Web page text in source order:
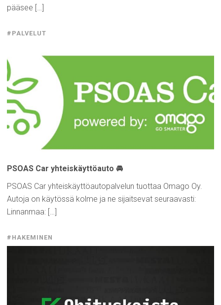
pääsee […]
#PALVELUT
PSOAS Car yhteiskäyttöauto 🚘
PSOAS Car yhteiskäyttöautopalvelun tuottaa Omago Oy.
Autoja on käytössä kolme ja ne sijaitsevat seuraavasti:
Linnanmaa: […]
#HAKEMINEN